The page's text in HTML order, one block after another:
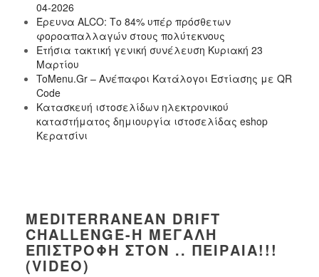
04-2026
Έρευνα ALCO: Το 84% υπέρ πρόσθετων
φοροαπαλλαγών στους πολύτεκνους
Ετήσια τακτική γενική συνέλευση Κυριακή 23
Μαρτίου
ToMenu.Gr – Ανέπαφοι Κατάλογοι Εστίασης με QR
Code
Κατασκευή ιστοσελίδων ηλεκτρονικού
καταστήματος δημιουργία ιστοσελίδας eshop
Κερατσίνι
MEDITERRANEAN DRIFT
CHALLENGE-Η ΜΕΓΆΛΗ
ΕΠΙΣΤΡΟΦΉ ΣΤΟΝ .. ΠΕΙΡΑΙΆ!!!
(VIDEO)